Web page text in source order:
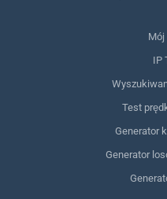
Mój
IP
Test
Generator
Generator